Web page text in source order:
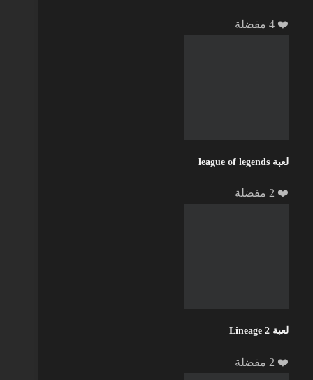
❤️ 4 مفضلة
لعبة league of legends
❤️ 2 مفضلة
لعبة Lineage 2
❤️ 2 مفضلة